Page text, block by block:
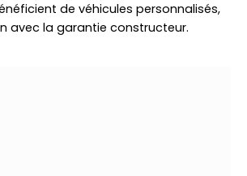
de véhicules personnalisés,
avec la garantie constructeur.